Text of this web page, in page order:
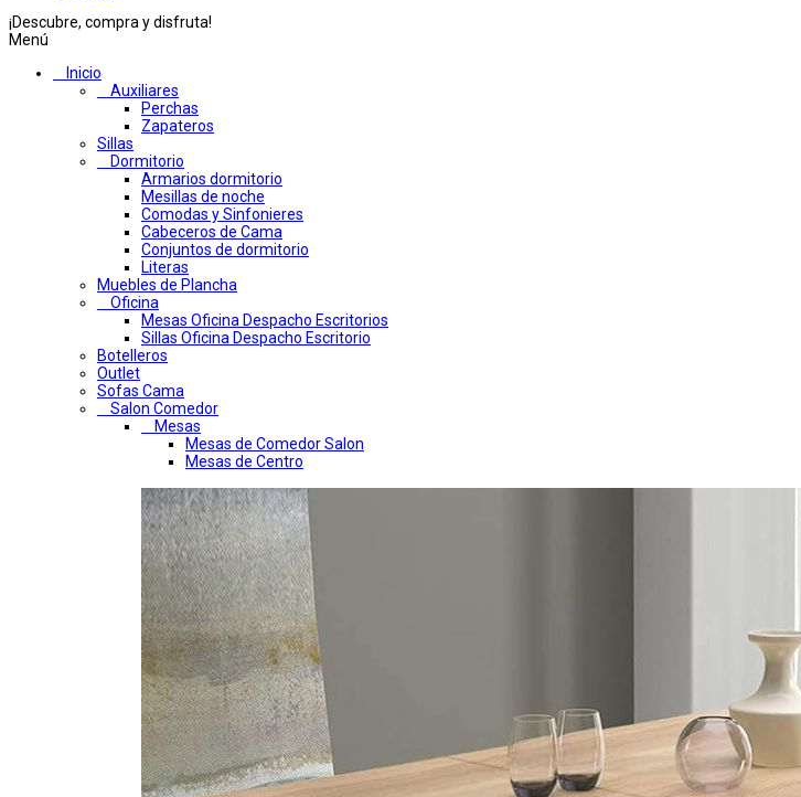
¡Descubre, compra y disfruta!
Menú
Inicio
Auxiliares
Perchas
Zapateros
Sillas
Dormitorio
Armarios dormitorio
Mesillas de noche
Comodas y Sinfonieres
Cabeceros de Cama
Conjuntos de dormitorio
Literas
Muebles de Plancha
Oficina
Mesas Oficina Despacho Escritorios
Sillas Oficina Despacho Escritorio
Botelleros
Outlet
Sofas Cama
Salon Comedor
Mesas
Mesas de Comedor Salon
Mesas de Centro